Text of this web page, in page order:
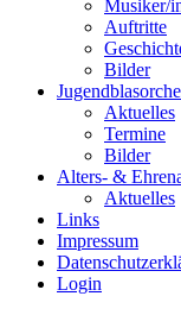
Musiker/
Auftritte
Bilder
Aktuelles
Termine
Bilder
Alters- &
Aktuelles
Links
Impressum
Login